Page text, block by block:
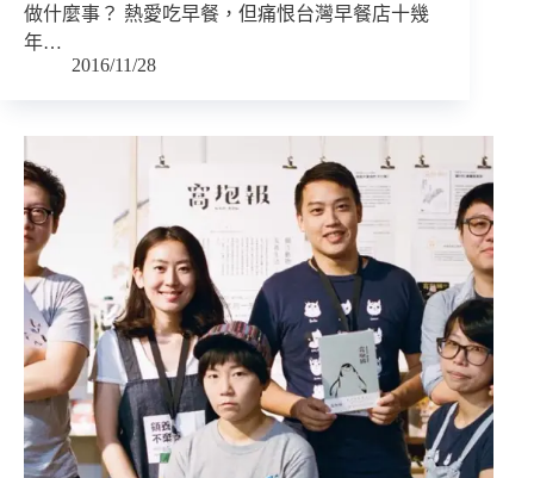
做什麼事？ 熱愛吃早餐，但痛恨台灣早餐店十幾
年…
2016/11/28